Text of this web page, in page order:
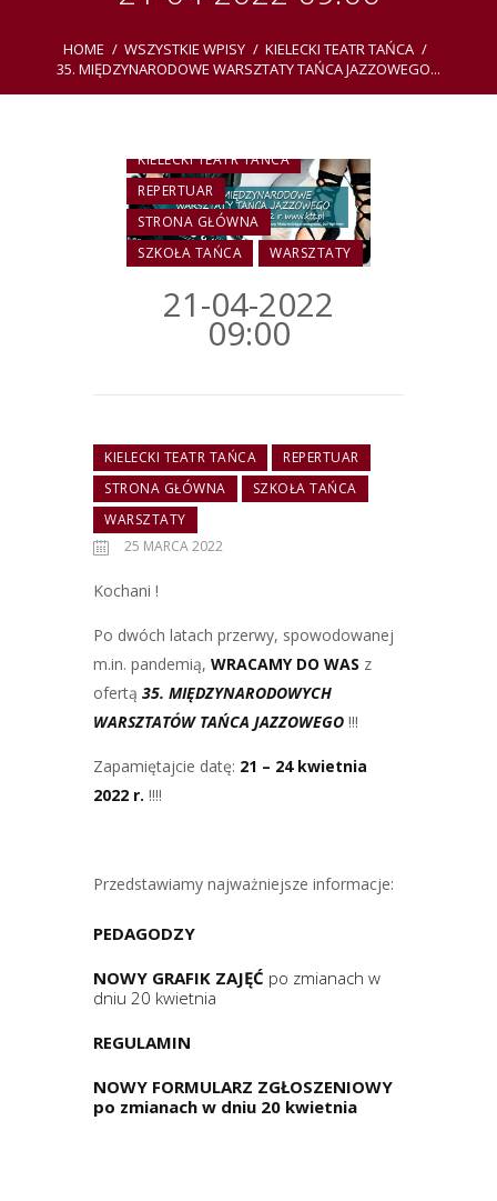
HOME WSZYSTKIE WPISY
KIELECKI TEATR TAŃCA
35. MIĘDZYNARODOWE WARSZTATY TAŃCA JAZZOWEGO...
KIELECKI TEATR TAŃCA
REPERTUAR
STRONA GŁÓWNA
SZKOŁA TAŃCA
WARSZTATY
21-04-2022
09:00
KIELECKI TEATR TAŃCA
REPERTUAR
STRONA GŁÓWNA
SZKOŁA TAŃCA
WARSZTATY
25 MARCA 2022
Kochani !
Po dwóch latach przerwy, spowodowanej
m.in. pandemią, WRACAMY DO WAS z
ofertą 35. MIĘDZYNARODOWYCH
WARSZTATÓW TAŃCA JAZZOWEGO !!!
Zapamiętajcie datę: 21 – 24 kwietnia
2022 r. !!!!
Przedstawiamy najważniejsze informacje:
PEDAGODZY
NOWY GRAFIK ZAJĘĆ po zmianach w
dniu 20 kwietnia
REGULAMIN
NOWY FORMULARZ ZGŁOSZENIOWY
po zmianach w dniu 20 kwietnia